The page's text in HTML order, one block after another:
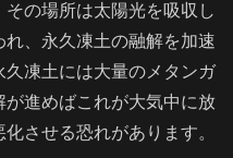
の場所は太陽光を吸収し
、永久凍土の融解を加速
凍土には大量のメタンガ
進めばこれが大気中に放
させる恐れがあります。